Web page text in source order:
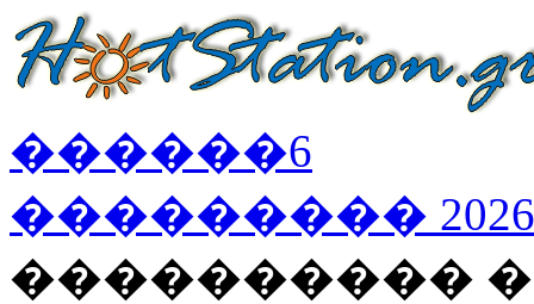
������6
��������� 2026
����������